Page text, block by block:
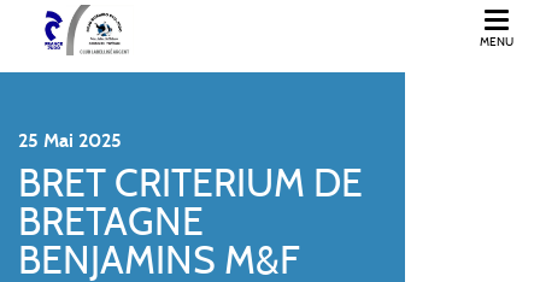
MENU
25 Mai 2025
BRET CRITERIUM DE
BRETAGNE
BENJAMINS M&F